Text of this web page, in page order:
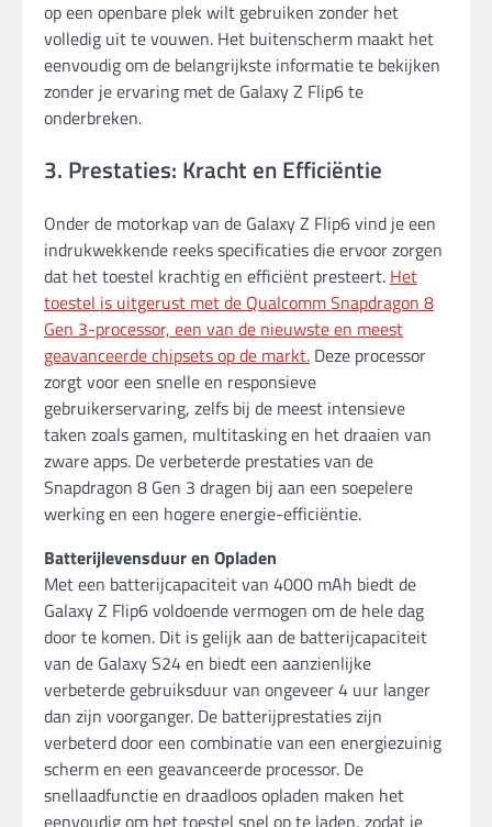
op een openbare plek wilt gebruiken zonder het
volledig uit te vouwen. Het buitenscherm maakt het
eenvoudig om de belangrijkste informatie te bekijken
zonder je ervaring met de Galaxy Z Flip6 te
onderbreken.
3. Prestaties: Kracht en Efficiëntie
Onder de motorkap van de Galaxy Z Flip6 vind je een
indrukwekkende reeks specificaties die ervoor zorgen
dat het toestel krachtig en efficiënt presteert. Het
toestel is uitgerust met de Qualcomm Snapdragon 8
Gen 3-processor, een van de nieuwste en meest
geavanceerde chipsets op de markt. Deze processor
zorgt voor een snelle en responsieve
gebruikerservaring, zelfs bij de meest intensieve
taken zoals gamen, multitasking en het draaien van
zware apps. De verbeterde prestaties van de
Snapdragon 8 Gen 3 dragen bij aan een soepelere
werking en een hogere energie-efficiëntie.
Batterijlevensduur en Opladen
Met een batterijcapaciteit van 4000 mAh biedt de
Galaxy Z Flip6 voldoende vermogen om de hele dag
door te komen. Dit is gelijk aan de batterijcapaciteit
van de Galaxy S24 en biedt een aanzienlijke
verbeterde gebruiksduur van ongeveer 4 uur langer
dan zijn voorganger. De batterijprestaties zijn
verbeterd door een combinatie van een energiezuinig
scherm en een geavanceerde processor. De
snellaadfunctie en draadloos opladen maken het